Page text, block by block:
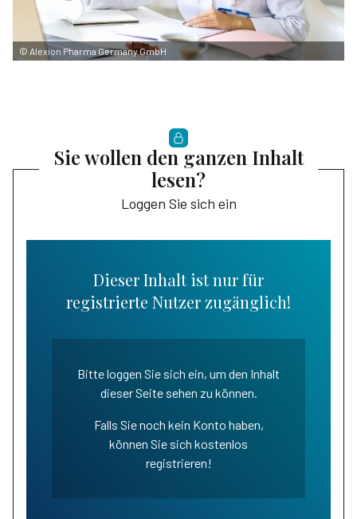
© Alexion Pharma Germany GmbH
Sie wollen den ganzen Inhalt
lesen?
Loggen Sie sich ein
Dieser Inhalt ist nur für
registrierte Nutzer zugänglich!
Bitte loggen Sie sich ein, um den Inhalt
dieser Seite sehen zu können.
Falls Sie noch kein Konto haben,
können Sie sich kostenlos
registrieren!